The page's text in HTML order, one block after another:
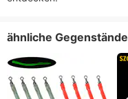
ähnliche Gegenstände